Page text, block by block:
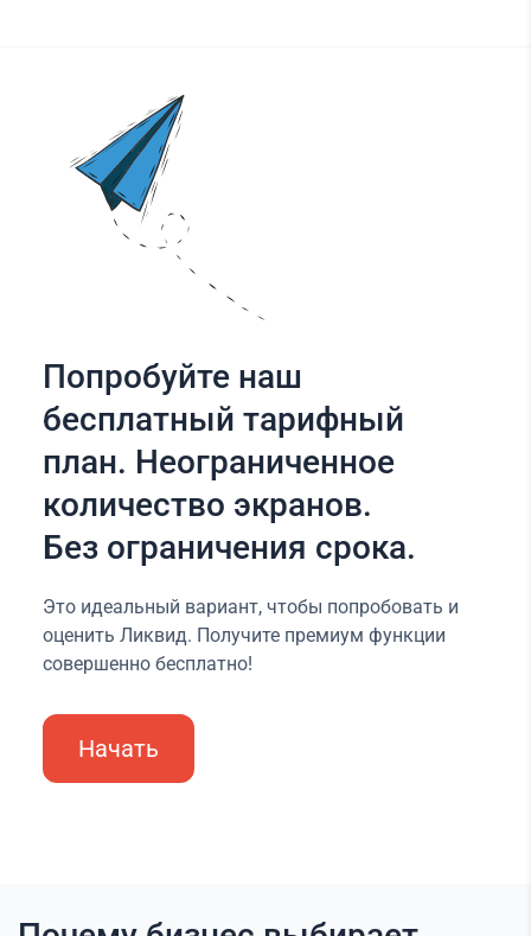
Попробуйте наш
бесплатный тарифный
план. Неограниченное
количество экранов.
Без ограничения срока.
Это идеальный вариант, чтобы попробовать и
оценить Ликвид. Получите премиум функции
совершенно бесплатно!
Начать